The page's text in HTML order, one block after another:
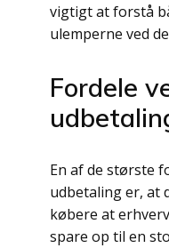
vigtigt at forstå
ulemperne ved
Fordele
En af de største
udbetaling er, at
købere at
spare op til en